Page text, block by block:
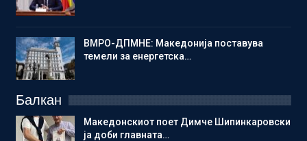
ВМРО-ДПМНЕ: Македонија поставува
темели за енергетска…
Балкан
Македонскиот поет Димче Шипинкаровски
ја доби главната…